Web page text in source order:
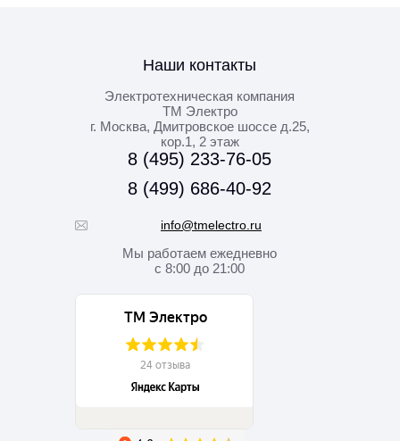
Наши контакты
Электротехническая компания
ТМ Электро
г. Москва, Дмитровское шоссе д.25,
кор.1, 2 этаж
8 (495) 233-76-05
8 (499) 686-40-92
info@tmelectro.ru
Мы работаемежедневно
с 8:00 до 21:00